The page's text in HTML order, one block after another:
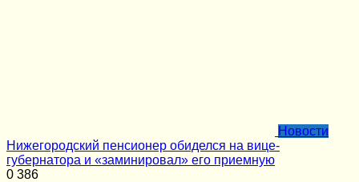
Новости
Нижегородский пенсионер обиделся на вице-
губернатора и «заминировал» его приемную
0 386